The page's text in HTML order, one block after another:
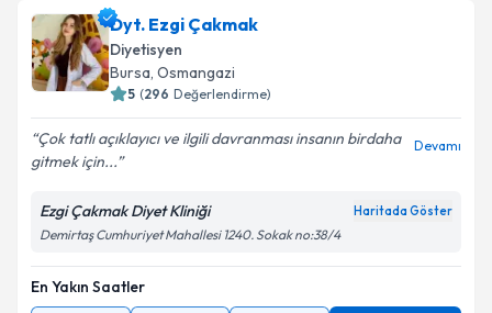
Dyt. Ezgi Çakmak
Diyetisyen
Bursa, Osmangazi
5 (296 Değerlendirme)
Çok tatlı açıklayıcı ve ilgili davranması insanın birdaha
gitmek için...
Devamı
Ezgi Çakmak Diyet Kliniği Haritada Göster
Demirtaş Cumhuriyet Mahallesi 1240. Sokak no:38/4
En Yakın Saatler